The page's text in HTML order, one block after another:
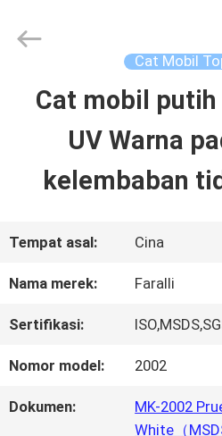
RUMAH
PRODUK
VIDEO
WISATA
Chemical
Cat Mobil
Cat mobil
UV Warna
kelembaban
Tempat asal: Cina
Nama merek: Faralli
Sertifikasi:
Nomor model: 2002
Dokumen:
MK-2002
White（